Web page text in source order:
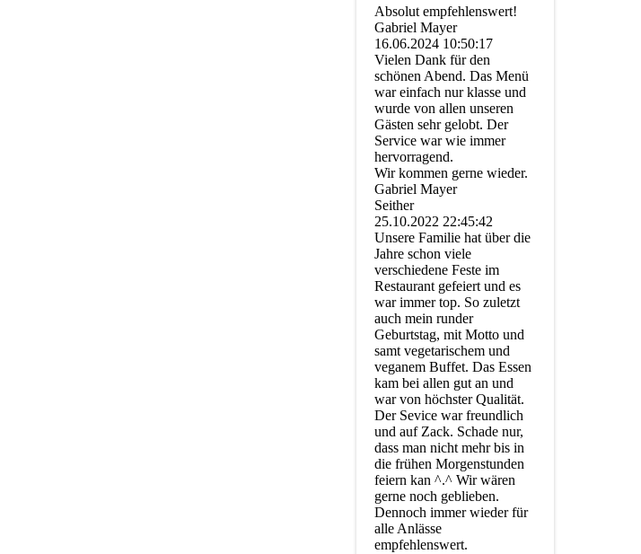
Absolut empfehlenswert!
Gabriel Mayer
16.06.2024 10:50:17
Vielen Dank für den
schönen Abend. Das Menü
war einfach nur klasse und
wurde von allen unseren
Gästen sehr gelobt. Der
Service war wie immer
hervorragend.
Wir kommen gerne wieder.
Gabriel Mayer
Seither
25.10.2022 22:45:42
Unsere Familie hat über die
Jahre schon viele
verschiedene Feste im
Restaurant gefeiert und es
war immer top. So zuletzt
auch mein runder
Geburtstag, mit Motto und
samt vegetarischem und
veganem Buffet. Das Essen
kam bei allen gut an und
war von höchster Qualität.
Der Sevice war freundlich
und auf Zack. Schade nur,
dass man nicht mehr bis in
die frühen Morgenstunden
feiern kan ^.^ Wir wären
gerne noch geblieben.
Dennoch immer wieder für
alle Anlässe
empfehlenswert.